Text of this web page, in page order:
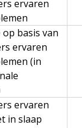
ervaren
op basis van
ervaren
(in
ervaren
in slaap